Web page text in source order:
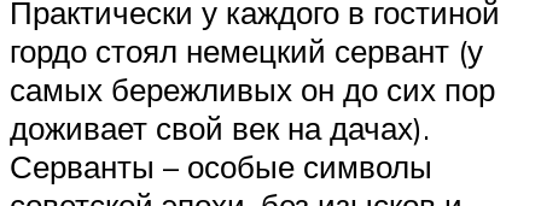
Практически у каждого в гостиной
гордо стоял немецкий сервант (у
самых бережливых он до сих пор
доживает свой век на дачах).
Серванты – особые символы